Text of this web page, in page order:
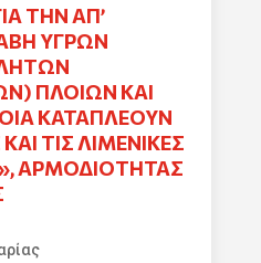
ΤΗΝ ΑΠ’
ΥΓΡΏΝ
ΠΛΟΊΩΝ ΚΑΙ
ΚΑΤΑΠΛΈΟΥΝ
ΤΙΣ ΛΙΜΕΝΙΚΈΣ
ΑΡΜΟΔΙΌΤΗΤΑΣ